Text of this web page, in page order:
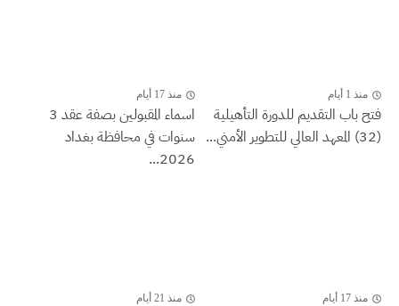
منذ 1 أيام
فتح باب التقديم للدورة التأهيلية
(32) المعهد العالي للتطوير الأمني...
منذ 17 أيام
اسماء المقبولين بصفة عقد 3
سنوات في محافظة بغداد
2026...
منذ 17 أيام منذ 21 أيام